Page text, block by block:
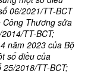
06/2021/TT-BCT
Công Thương sửa
TT-BCT;
năm 2023 của Bộ
số điều của
2018/TT-BCT;